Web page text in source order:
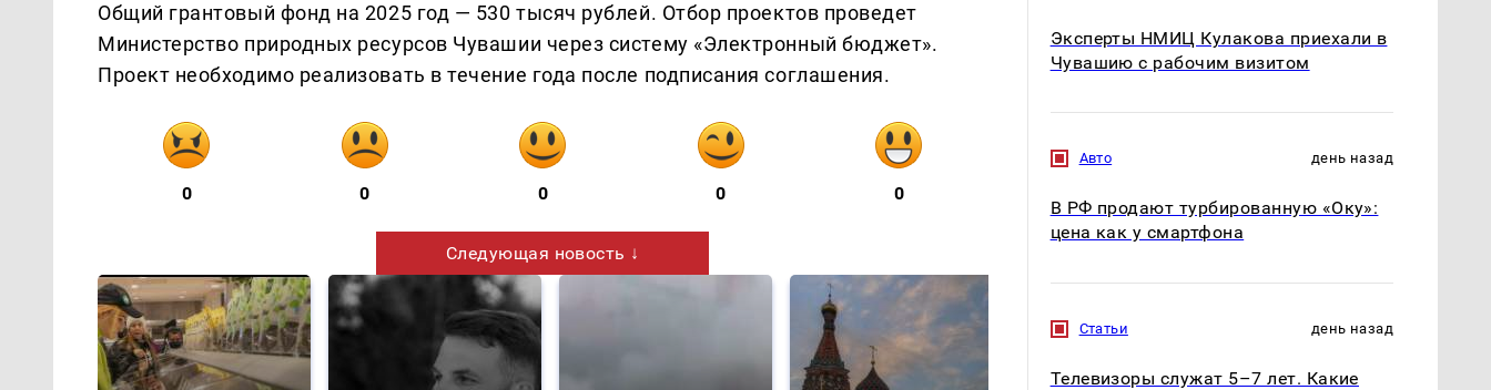
Общий грантовый фонд на 2025 год — 530 тысяч рублей. Отбор проектов проведет
Министерство природных ресурсов Чувашии через систему «Электронный бюджет».
Проект необходимо реализовать в течение года после подписания соглашения.
0 0 0 0 0
Следующая новость ↓
Эксперты НМИЦ Кулакова приехали в
Чувашию с рабочим визитом
Авто день назад
В РФ продают турбированную «Оку»:
цена как у смартфона
Статьи день назад
Телевизоры служат 5–7 лет. Какие